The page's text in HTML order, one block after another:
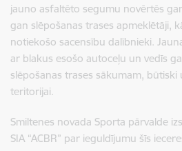
jauno asfaltēto segumu novērtēs
gan slēpošanas trases apmeklētāji,
notiekošo sacensību dalībnieki.
ar blakus esošo autoceļu un vedīs
slēpošanas trases sākumam, būtiski
teritorijai.
Smiltenes novada Sporta pārvalde
SIA “ACBR” par ieguldījumu šīs